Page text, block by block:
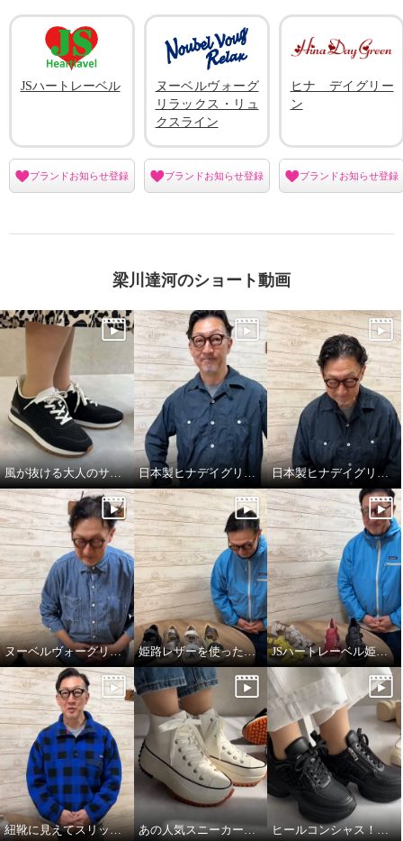
JSハートレーベル
ブランドお知らせ登録
ヌーベルヴォーグ
リラックス・リュ
クスライン
ブランドお知らせ登録
ヒナ デイグリー
ン
ブランドお知らせ登録
梁川達河のショート動画
風が抜ける大人のサマースニーカー 日本製ヒナデイグリーンの履きやさが詰まったミュール 日本製ヒナデイグリーンの厚底ミュール
ヌーベルヴォーグリラックスのブレードスニーカー 姫路レザーを使った開閉式サンダル JSハートレーベル姫路レザーサンダル
紐靴に見えてスリッポンスニーカー あの人気スニーカーが牛革になって登場！ ヒールコンシャス！魅せる大人のスニーカー